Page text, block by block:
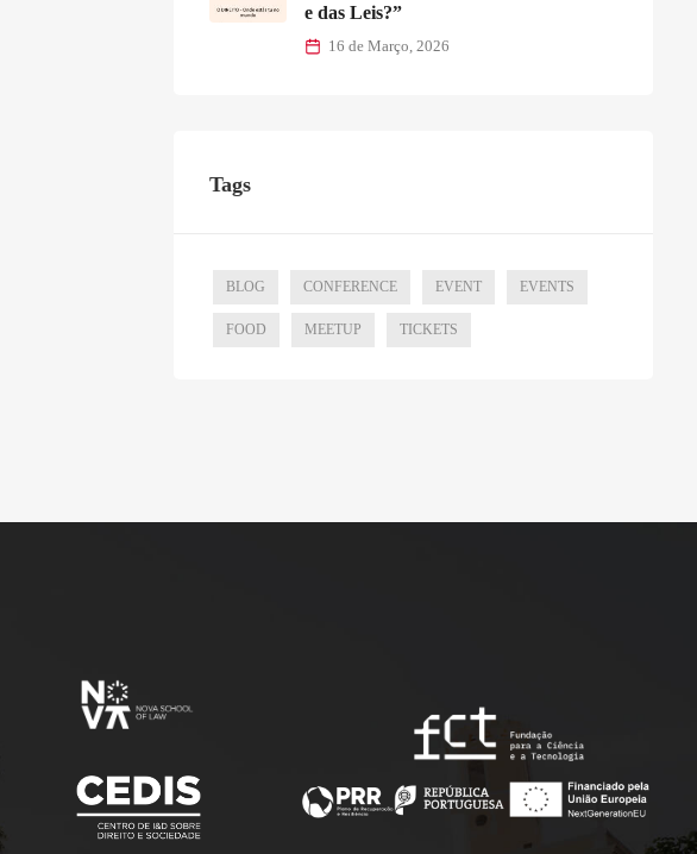
e das Leis?”
16 de Março, 2026
Tags
BLOG CONFERENCE EVENT EVENTS
FOOD MEETUP TICKETS